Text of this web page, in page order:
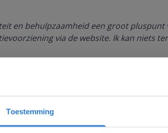
Toestemming
en behulpzaamheid een groot
via de website. Ik kan niets
op de Prinses Margrietschool
Deze website komt